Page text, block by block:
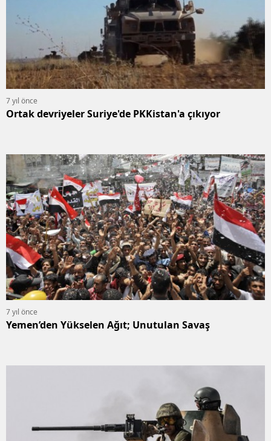
7 yıl önce
Ortak devriyeler Suriye'de PKKistan'a çıkıyor
7 yıl önce
Yemen’den Yükselen Ağıt; Unutulan Savaş